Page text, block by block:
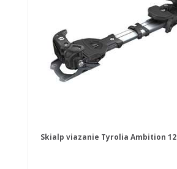
Skialp viazanie Tyrolia Ambition 12